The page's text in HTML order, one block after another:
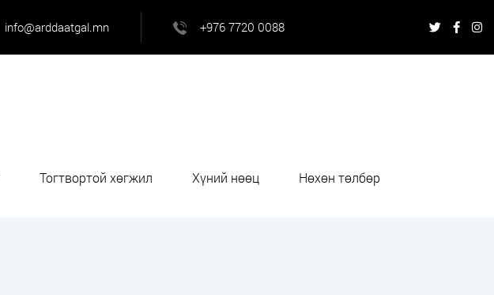
info@arddaatgal.mn +976 7720 0088
Тогтвортой хөгжил Хүний нөөц Нөхөн төлбөр